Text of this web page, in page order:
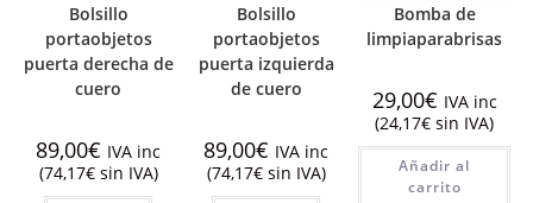
Bolsillo
portaobjetos
puerta derecha de
cuero
89,00€ IVA inc
(74,17€sin IVA)
Bolsillo
portaobjetos
puerta izquierda
de cuero
89,00€ IVA inc
(74,17€sin IVA)
Bomba de
limpiaparabrisas
29,00€ IVA inc
(24,17€ sin IVA)
Añadir al
carrito